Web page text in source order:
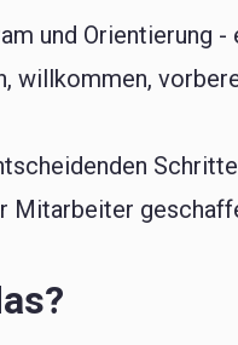
und Orientierung -
willkommen,
Mitarbeiter